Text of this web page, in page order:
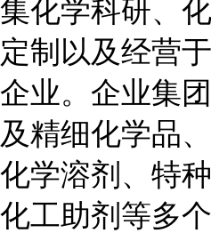
集化学科研、
定制以及经营
企业。企业集
及精细化学品
化学溶剂、特
化工助剂等多